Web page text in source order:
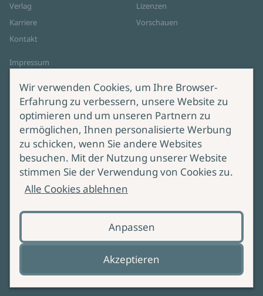
Verlag
Karriere
Kontakt
Impressum
Cookie-Einstellungen
AGB Online Shop
Lizenzen
Vorschauen
Service
Lieferung & Versand
Produktsicherheit
Bei Fragen zur Produktsicherheit
wenden Sie sich bitte an
Wir verwenden Cookies, um Ihre Browser-
Erfahrung zu verbessern, unsere Website zu
optimieren und um unseren Partnern zu
ermöglichen, Ihnen personalisierte Werbung
zu schicken, wenn Sie andere Websites
besuchen. Mit der Nutzung unserer Website
stimmen Sie der Verwendung von Cookies zu.
Alle Cookies ablehnen
Anpassen
Akzeptieren